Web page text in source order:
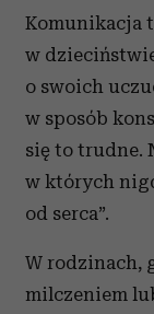
Komunikacja
w
o swoich
w sposób
się to trudne.
w których
od serca”.
W rodzinach,
milczeniem